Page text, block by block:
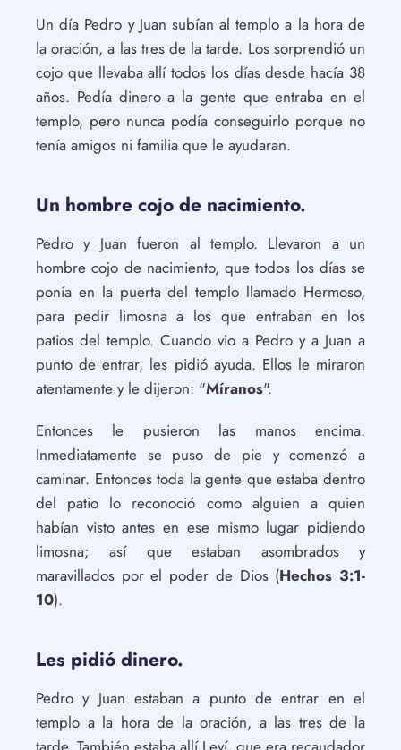
Un día Pedro y Juan subían al templo a la hora de
la oración, a las tres de la tarde. Los sorprendió un
cojo que llevaba allí todos los días desde hacía 38
años. Pedía dinero a la gente que entraba en el
templo, pero nunca podía conseguirlo porque no
tenía amigos ni familia que le ayudaran.
Un hombre cojo de nacimiento.
Pedro y Juan fueron al templo. Llevaron a un
hombre cojo de nacimiento, que todos los días se
ponía en la puerta del templo llamado Hermoso,
para pedir limosna a los que entraban en los
patios del templo. Cuando vio a Pedro y a Juan a
punto de entrar, les pidió ayuda. Ellos le miraron
atentamente y le dijeron: "Míranos".
Entonces le pusieron las manos encima.
Inmediatamente se puso de pie y comenzó a
caminar. Entonces toda la gente que estaba dentro
del patio lo reconoció como alguien a quien
habían visto antes en ese mismo lugar pidiendo
limosna; así que estaban asombrados y
maravillados por el poder de Dios (Hechos 3:1-
10).
Les pidió dinero.
Pedro y Juan estaban a punto de entrar en el
templo a la hora de la oración, a las tres de la